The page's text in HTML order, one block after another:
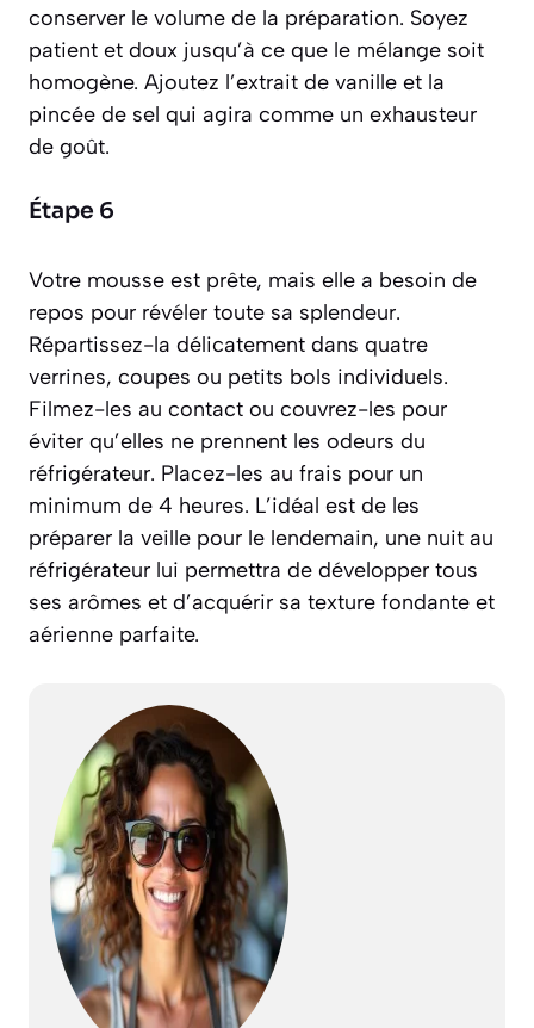
conserver le volume de la préparation. Soyez
patient et doux jusqu’à ce que le mélange soit
homogène. Ajoutez l’extrait de vanille et la
pincée de sel qui agira comme un exhausteur
de goût.
Étape 6
Votre mousse est prête, mais elle a besoin de
repos pour révéler toute sa splendeur.
Répartissez-la délicatement dans quatre
verrines, coupes ou petits bols individuels.
Filmez-les au contact ou couvrez-les pour
éviter qu’elles ne prennent les odeurs du
réfrigérateur. Placez-les au frais pour un
minimum de 4 heures. L’idéal est de les
préparer la veille pour le lendemain, une nuit au
réfrigérateur lui permettra de développer tous
ses arômes et d’acquérir sa texture fondante et
aérienne parfaite.